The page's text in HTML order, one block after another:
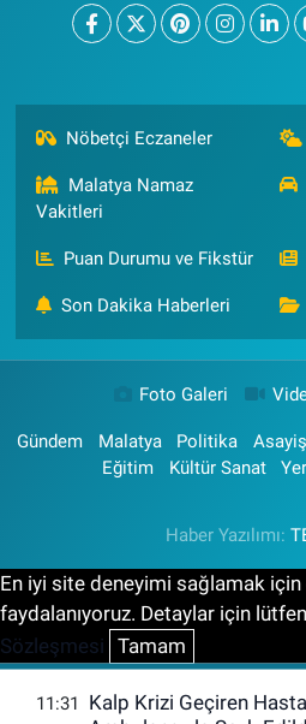
Nöbetçi Eczaneler
Malatya Namaz
Vakitleri
Puan Durumu ve Fikstür
Son Dakika Haberleri
Foto Galeri
Gündem Malatya Politika Asayiş
Eğitim
Kültür Sanat
Haber Yazılımı:
En iyi site deneyimi sağlamak
faydalanıyoruz. Detaylar için lütfen
Sözleşmesi Tamam
11:31
Kalp Krizi Geçiren